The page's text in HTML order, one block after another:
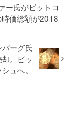
ー氏がビットコ
価総額が2018
ーグ氏
。ビッ
ュへ。